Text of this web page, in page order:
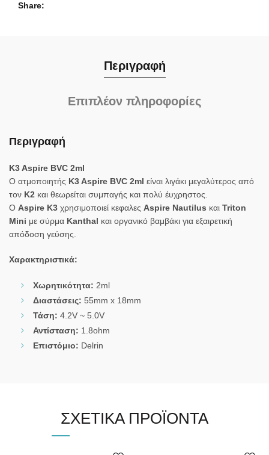
Share
Περιγραφή
Επιπλέον πληροφορίες
Περιγραφή
K3 Aspire BVC 2ml
Ο ατμοποιητής K3 Aspire BVC 2ml είναι λιγάκι μεγαλύτερος από
τον Κ2 και θεωρείται συμπαγής και πολύ έυχρηστος.
Ο Aspire K3 χρησιμοποιεί κεφαλες Aspire Nautilus και Triton
Mini με σύρμα Kanthal και οργανικό βαμβάκι για εξαιρετική
απόδοση γεύσης.
Χαρακτηριστικά:
Χωρητικότητα: 2ml
Διαστάσεις: 55mm x 18mm
Τάση: 4.2V ~ 5.0V
Αντίσταση: 1.8ohm
Επιστόμιο: Delrin
ΣΧΕΤΙΚΆ ΠΡΟΪΌΝΤΑ